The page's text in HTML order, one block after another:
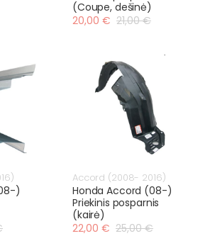
(Coupe, dešinė)
20,00 € 21,00 €
)
Accord (2008- 2016)
Honda Accord (08-)
Priekinis posparnis
(kairė)
22,00 € 25,00 €